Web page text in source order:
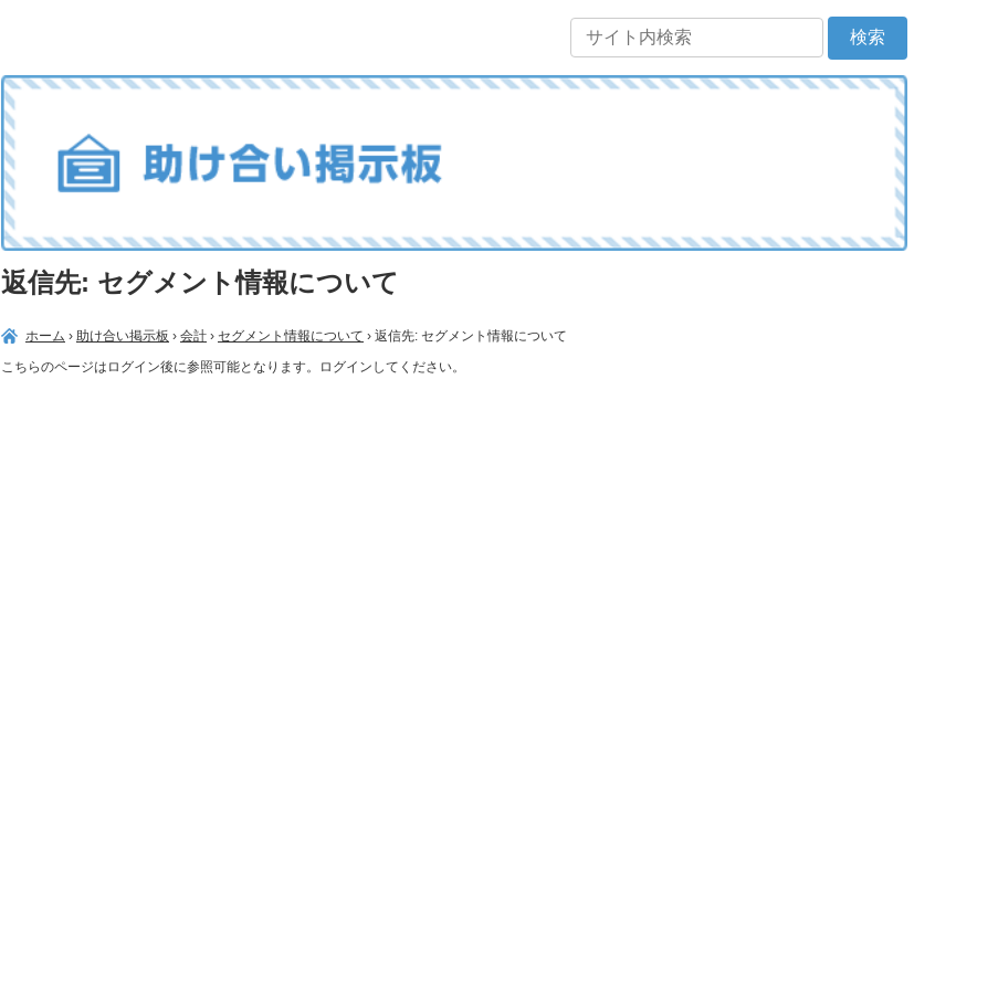
返信先: セグメント情報について
ホーム › 助け合い掲示板 › 会計 › セグメント情報について › 返信先: セグメント情報について
こちらのページはログイン後に参照可能となります。ログインしてください。